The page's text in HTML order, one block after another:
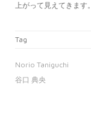
上がって見えてきます。
Tag
Norio Taniguchi
谷口 典央